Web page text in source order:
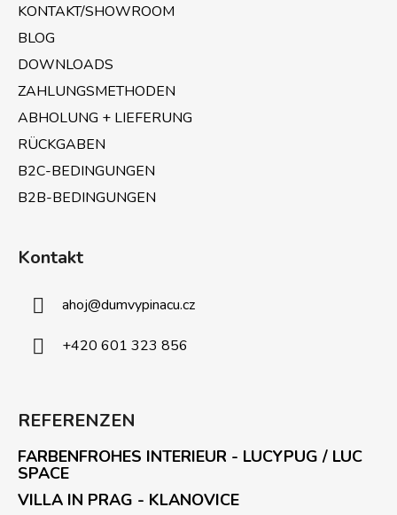
KONTAKT/SHOWROOM
BLOG
DOWNLOADS
ZAHLUNGSMETHODEN
ABHOLUNG + LIEFERUNG
RÜCKGABEN
B2C-BEDINGUNGEN
B2B-BEDINGUNGEN
Kontakt
ahoj@dumvypinacu.cz
+420 601 323 856
REFERENZEN
FARBENFROHES INTERIEUR - LUCYPUG / LUC
SPACE
VILLA IN PRAG - KLANOVICE